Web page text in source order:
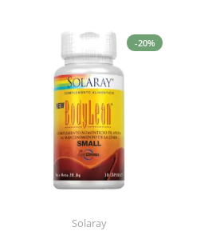
-20%
Solaray